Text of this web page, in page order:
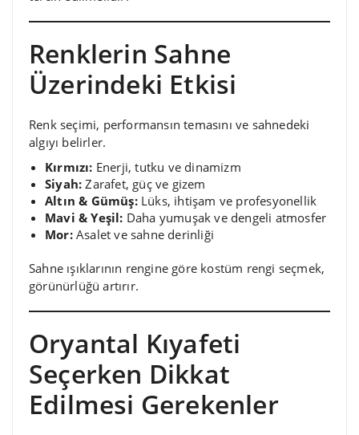
Renklerin Sahne
Üzerindeki Etkisi
Renk seçimi, performansın temasını ve sahnedeki
algıyı belirler.
Kırmızı: Enerji, tutku ve dinamizm
Siyah: Zarafet, güç ve gizem
Altın & Gümüş:Lüks, ihtişam ve profesyonellik
Mavi & Yeşil: Daha yumuşak ve dengeli atmosfer
Mor:Asalet ve sahne derinliği
Sahne ışıklarının rengine göre kostüm rengi seçmek,
görünürlüğü artırır.
Oryantal Kıyafeti
Seçerken Dikkat
Edilmesi Gerekenler